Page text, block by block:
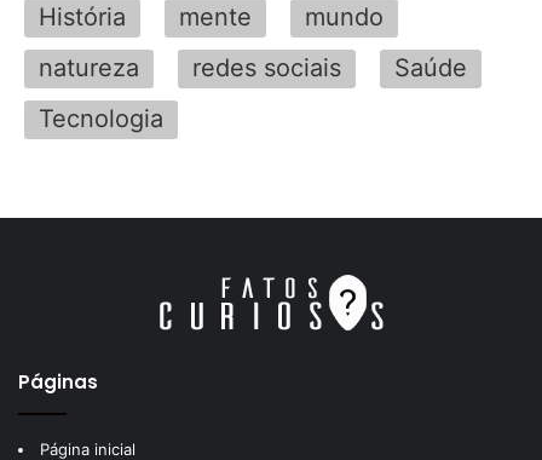
História
mente
mundo
natureza
redes sociais
Saúde
Tecnologia
Páginas
Página inicial